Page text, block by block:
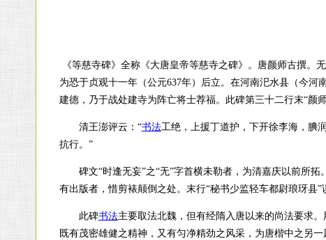
《等慈寺碑》全称《大唐皇帝等慈寺之碑》。唐颜师古撰。
为恐于贞观十一年（公元637年）后立。在河南汜水县（今
建德，乃于战处建寺为阵亡将士荐福。此碑第三十二行末“颜
清王澎评云：“书法工绝，上援丁道护，下开徐李海，腆
抗行。”
碑文“时逢无妄”之“无”字首横未勒者，为清嘉庆以前所拓
有出版者，惜剪裱颠倒之处。末行“秘书少监轻车都尉琅玡县
此碑书法主要取法北魏，但有经隋入唐以来的尚法要求
既有茂密雄健之精神，又有匀净精劲之风采，为唐楷中之另